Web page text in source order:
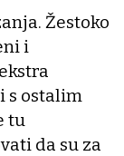
Žestoko
i
s ostalim
tu
da su za